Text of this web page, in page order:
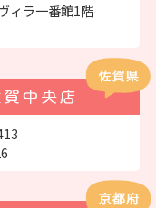
ィラ一番館1階